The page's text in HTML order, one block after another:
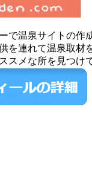
で温泉サイトの作
を連れて温泉取材
スメな所を見つけ